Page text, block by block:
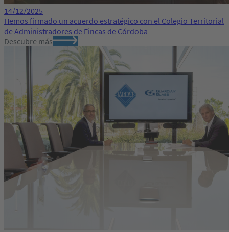
14/12/2025
Hemos firmado un acuerdo estratégico con el Colegio Territorial
de Administradores de Fincas de Córdoba
Descubre más